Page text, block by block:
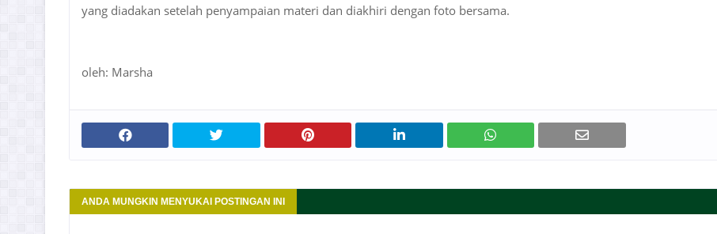
yang diadakan setelah penyampaian materi dan diakhiri dengan foto bersama.
oleh: Marsha
ANDA MUNGKIN MENYUKAI POSTINGAN INI